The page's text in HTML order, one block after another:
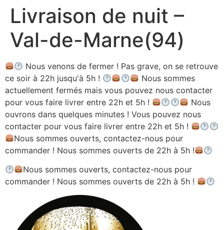
Aller
contenu
Livraison de nuit –
Val-de-Marne(94)
Nous venons de fermer ! Pas grave, on se retrouve
ce soir à 22h jusqu'à 5h !
Nous sommes
actuellement fermés mais vous pouvez nous contacter
pour vous faire livrer entre 22h et 5h !
Nous
ouvrons dans quelques minutes ! Vous pouvez nous
contacter pour vous faire livrer entre 22h et 5h !
Nous sommes ouverts, contactez-nous pour
commander ! Nous sommes ouverts de 22h à 5h !
Nous sommes ouverts, contactez-nous pour
commander ! Nous sommes ouverts de 22h à 5h !